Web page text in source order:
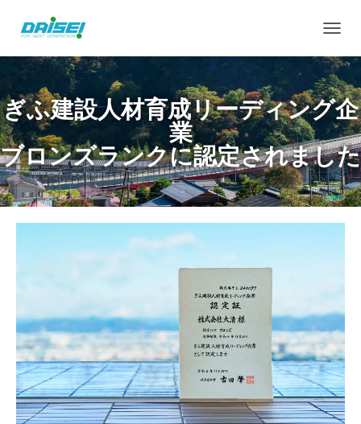
ビ
ゲ
ー
シ
ョ
ン
を
切
り
替
え
ぎふ建設人材育成リーディング企
業
ブロンズランクに認定されました